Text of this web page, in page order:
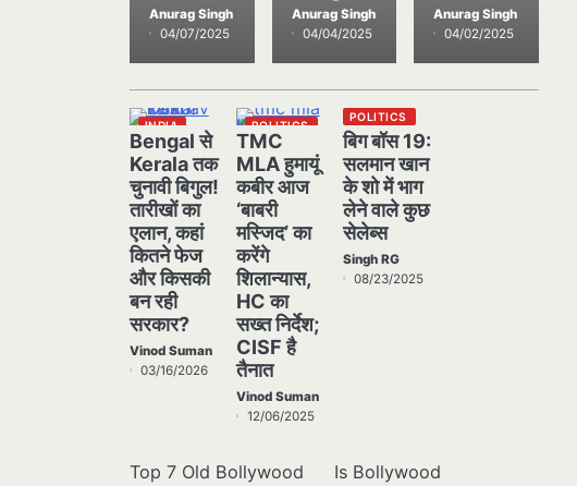
Anurag Singh
04/07/2025
Anurag Singh
04/04/2025
Anurag Singh
04/02/2025
INDIA
POLITICS
Bengal से
Kerala तक
चुनावी बिगुल!
तारीखों का
एलान, कहां
कितने फेज
और किसकी
बन रही
सरकार?
Vinod Suman
03/16/2026
POLITICS
TMC
MLA हुमायूं
कबीर आज
‘बाबरी
मस्जिद’ का
करेंगे
शिलान्यास,
HC का
सख्त निर्देश;
CISF है
तैनात
Vinod Suman
12/06/2025
POLITICS
बिग बॉस 19:
सलमान खान
के शो में भाग
लेने वाले कुछ
सेलेब्स
Singh RG
08/23/2025
Top 7 Old Bollywood
Is Bollywood